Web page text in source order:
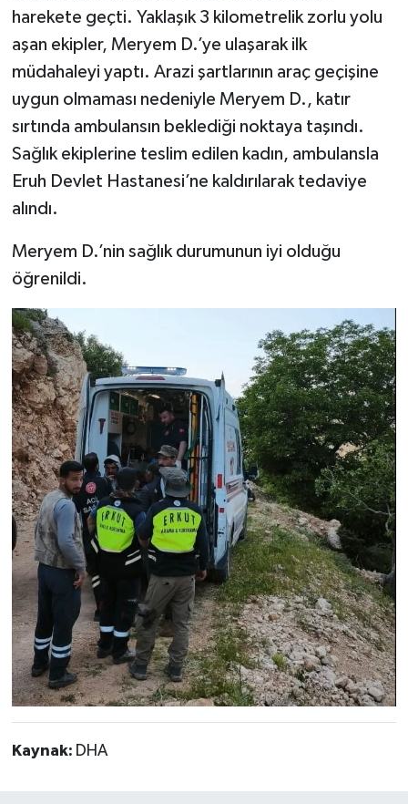
harekete geçti. Yaklaşık 3 kilometrelik zorlu yolu
aşan ekipler, Meryem D.’ye ulaşarak ilk
müdahaleyi yaptı. Arazi şartlarının araç geçişine
uygun olmaması nedeniyle Meryem D., katır
sırtında ambulansın beklediği noktaya taşındı.
Sağlık ekiplerine teslim edilen kadın, ambulansla
Eruh Devlet Hastanesi’ne kaldırılarak tedaviye
alındı.
Meryem D.’nin sağlık durumunun iyi olduğu
öğrenildi.
Kaynak: DHA